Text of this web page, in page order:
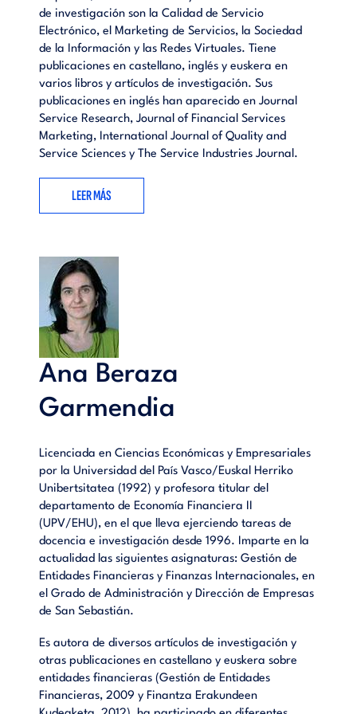
EL SISTEMA BANCARIO Y SU ENTORNO.- Introducción al
sistema financiero: el papel de los intermediarios
financieros.- Antecedentes y situación actual de la banca
española en el contexto internacional.- OPERATIVA
BANCARIA.- Operaciones de pasivo: productos de ahorro
para el cliente bancario.- Operaciones de activo: préstamos
y créditos y financiación a empresas.- Otras operaciones
financieras.- RENTABILIDAD Y RIESGO.- Análisis de los
práctica.- MARKETING BANCARIO.- La función comercial en
de investigación son la Calidad de Servicio
Electrónico, el Marketing de Servicios, la Sociedad
de la Información y las Redes Virtuales. Tiene
publicaciones en castellano, inglés y euskera en
varios libros y artículos de investigación. Sus
publicaciones en inglés han aparecido en Journal
Service Research, Journal of Financial Services
Marketing, International Journal of Quality and
Service Sciences y The Service Industries Journal.
LEER MÁS
Ana Beraza
Garmendia
Licenciada en Ciencias Económicas y Empresariales
por la Universidad del País Vasco/Euskal Herriko
Unibertsitatea (1992) y profesora titular del
departamento de Economía Financiera II
(UPV/EHU), en el que lleva ejerciendo tareas de
docencia e investigación desde 1996. Imparte en la
actualidad las siguientes asignaturas: Gestión de
Entidades Financieras y Finanzas Internacionales, en
el Grado de Administración y Dirección de Empresas
de San Sebastián.
Es autora de diversos artículos de investigación y
otras publicaciones en castellano y euskera sobre
entidades financieras (Gestión de Entidades
Financieras, 2009 y Finantza Erakundeen